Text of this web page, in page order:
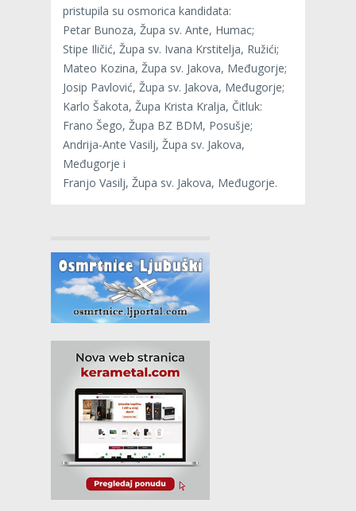
pristupila su osmorica kandidata:
Petar Bunoza, Župa sv. Ante, Humac;
Stipe Iličić, Župa sv. Ivana Krstitelja, Ružići;
Mateo Kozina, Župa sv. Jakova, Međugorje;
Josip Pavlović, Župa sv. Jakova, Međugorje;
Karlo Šakota, Župa Krista Kralja, Čitluk:
Frano Šego, Župa BZ BDM, Posušje;
Andrija-Ante Vasilj, Župa sv. Jakova,
Međugorje i
Franjo Vasilj, Župa sv. Jakova, Međugorje.